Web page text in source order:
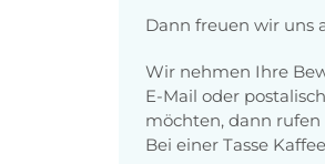
Dann freuen wir uns
Wir nehmen Ihre
E-Mail oder
möchten, dann rufen
Bei einer Tasse